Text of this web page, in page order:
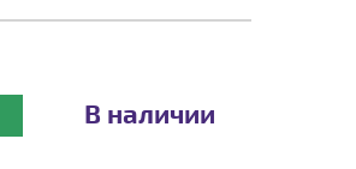
В наличии